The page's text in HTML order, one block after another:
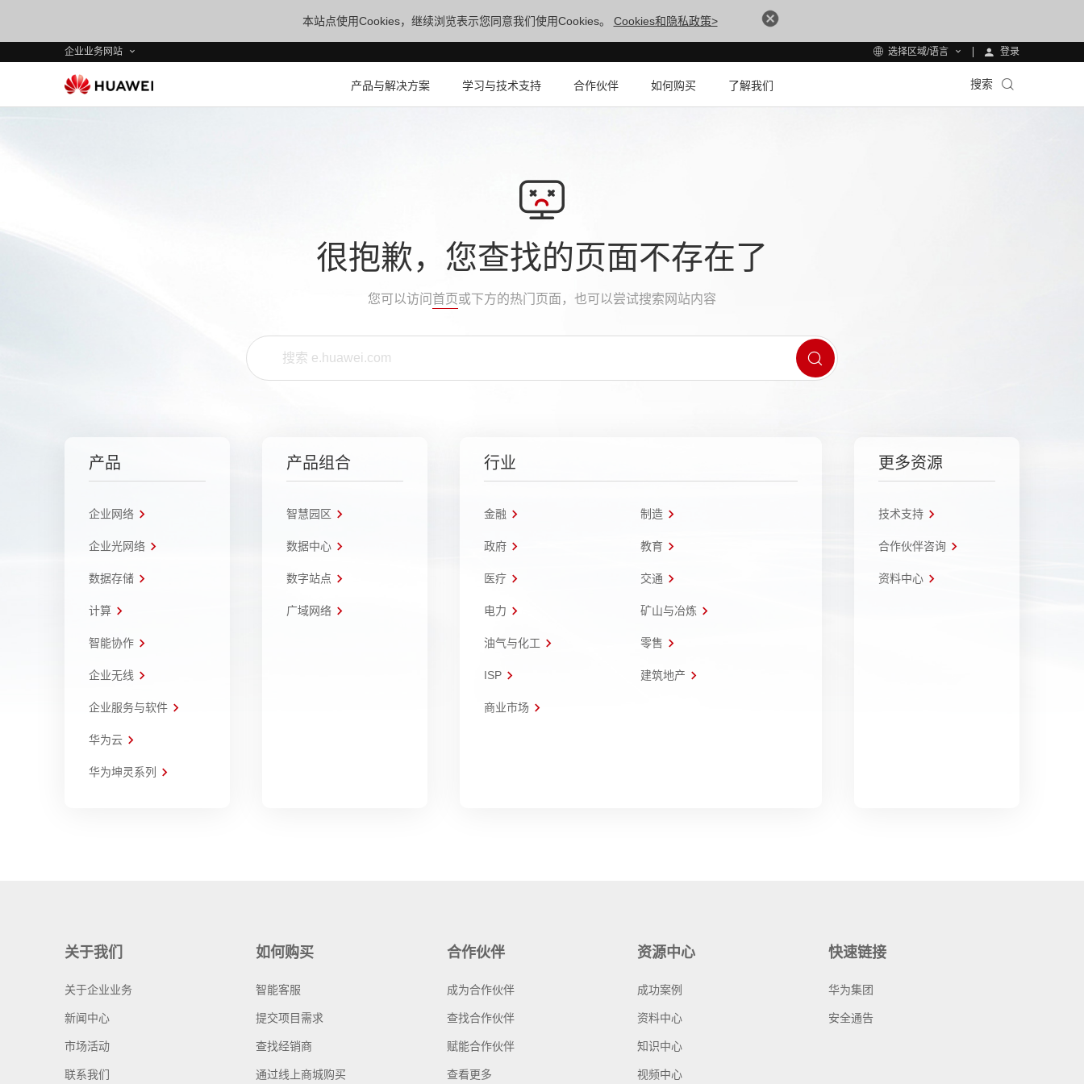
本站点使用Cookies，继续浏览表示您同意我们使用Cookies。 Cookies和隐私政策>
企业业务网站 选择区域/语言 登录
产品与解决方案 学习与技术支持 合作伙伴 如何购买 了解我们 搜索
很抱歉，您查找的页面不存在了
您可以访问 首页或下方的热门页面，也可以尝试搜索网站内容
产品
企业网络
企业光网络
数据存储
计算
智能协作
企业无线
企业服务与软件
华为云
华为坤灵系列
产品组合
智慧园区
数据中心
数字站点
广域网络
行业
金融 制造
政府 教育
医疗 交通
电力 矿山与冶炼
油气与化工 零售
ISP 建筑地产
商业市场
更多资源
技术支持
合作伙伴咨询
资料中心
关于我们
关于企业业务
新闻中心
市场活动
联系我们
如何购买
智能客服
提交项目需求
查找经销商
通过线上商城购买
合作伙伴
成为合作伙伴
查找合作伙伴
赋能合作伙伴
查看更多
资源中心
成功案例
资料中心
知识中心
视频中心
快速链接
华为集团
安全通告